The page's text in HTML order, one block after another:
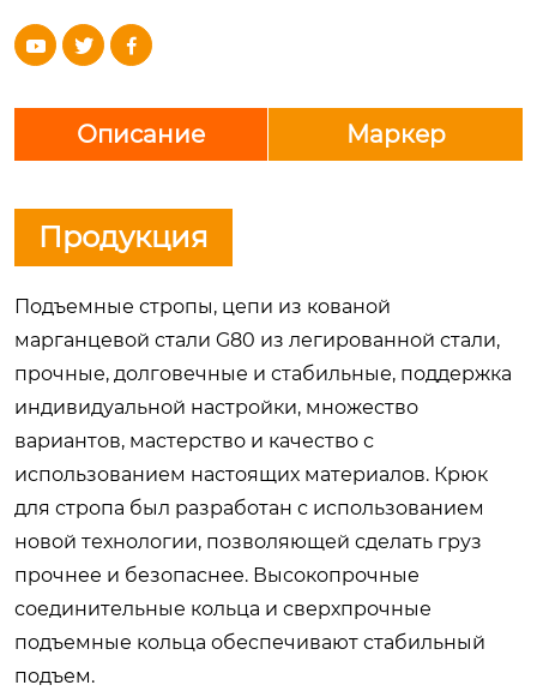
  
Описание Маркер
Продукция
Подъемные стропы, цепи из кованой
марганцевой стали G80 из легированной стали,
прочные, долговечные и стабильные, поддержка
индивидуальной настройки, множество
вариантов, мастерство и качество с
использованием настоящих материалов. Крюк
для стропа был разработан с использованием
новой технологии, позволяющей сделать груз
прочнее и безопаснее. Высокопрочные
соединительные кольца и сверхпрочные
подъемные кольца обеспечивают стабильный
подъем.